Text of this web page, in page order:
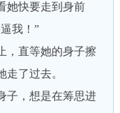
她快要走到身前
我！”
直等她的身子擦
了过去。
，想是在筹思进